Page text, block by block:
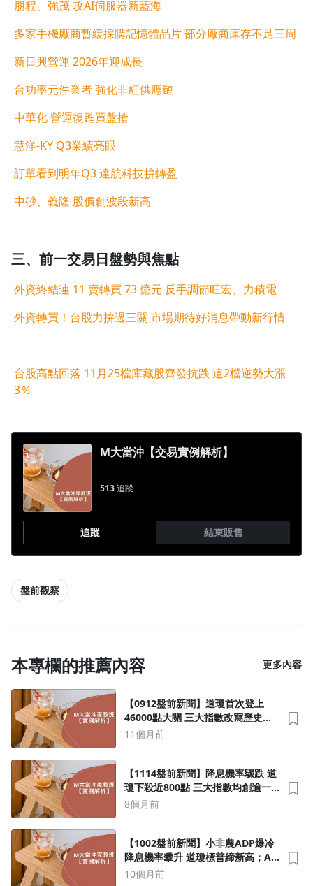
朋程、強茂 攻AI伺服器新藍海
多家手機廠商暫緩採購記憶體晶片 部分廠商庫存不足三周
新日興營運 2026年迎成長
台功率元件業者 強化非紅供應鏈
中華化 營運復甦買盤搶
慧洋-KY Q3業績亮眼
訂單看到明年Q3 達航科技拚轉盈
中砂、義隆 股價創波段新高
三、前一交易日盤勢與焦點
外資終結連 11 賣轉買 73 億元 反手調節旺宏、力積電
外資轉買！台股力拚過三關 市場期待好消息帶動新行情
台股高點回落 11月25檔庫藏股齊發抗跌 這2檔逆勢大漲
3％
M大當沖【交易實例解析】
513追蹤
追蹤 結束販售
盤前觀察
本專欄的推薦內容 更多內容
【0912盤前新聞】道瓊首次登上
46000點大關 三大指數改寫歷史新
高；台美關稅談判進展曝光！盧特
11個月前
【1114盤前新聞】降息機率驟跌 道
瓊下殺近800點 三大指數均創逾一
個月最慘日；大摩指出輝達、超
8個月前
【1002盤前新聞】小非農ADP爆冷
降息機率攀升 道瓊標普締新高；AI
伺服器點火 PCB供應鏈升溫
10個月前
去逛逛